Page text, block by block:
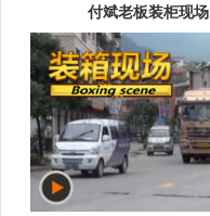
付斌老板装柜现场